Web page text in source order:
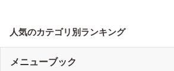
人気のカテゴリ別ランキング
メニューブック